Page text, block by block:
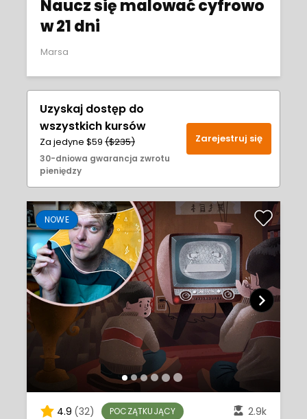
Naucz się malować cyfrowo
w 21 dni
Marsa
Uzyskaj dostęp do
wszystkich kursów
Za jedyne $59 ($235)
30-dniowa gwarancja zwrotu
pieniędzy
Zarejestruj się
NOWE
4.9 (32) POCZĄTKUJĄCY 2.9k